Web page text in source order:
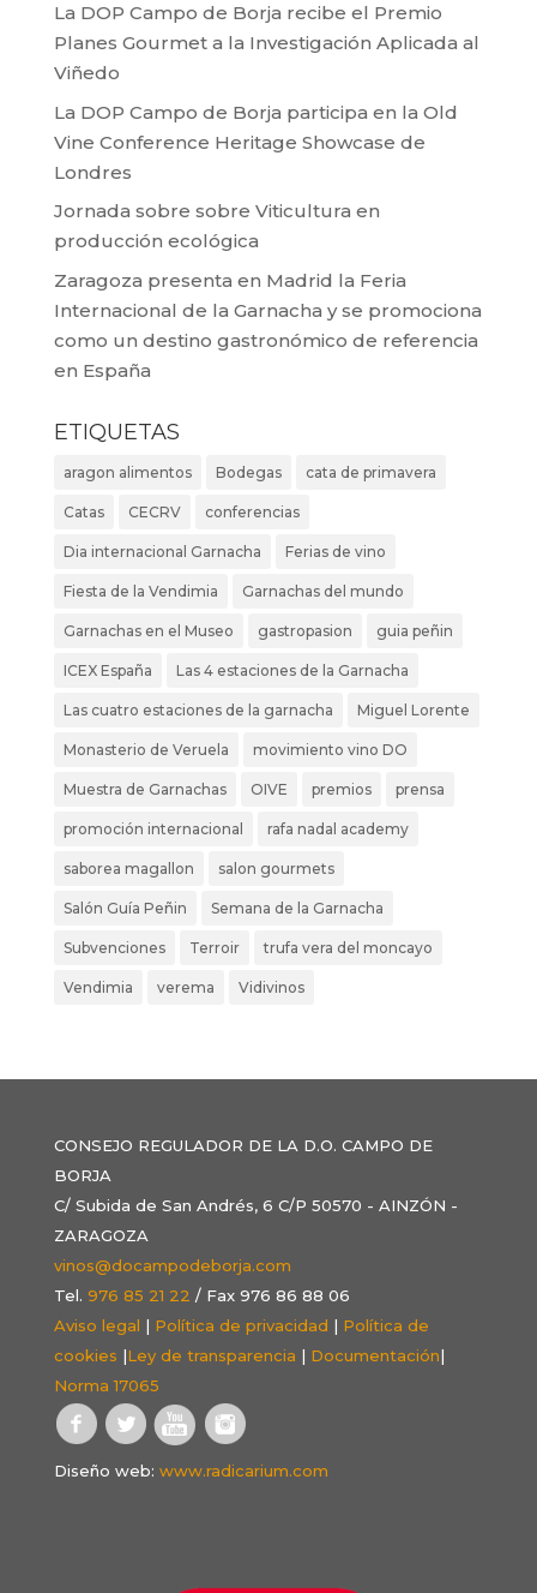
La DOP Campo de Borja recibe el Premio
Planes Gourmet a la Investigación Aplicada al
Viñedo
La DOP Campo de Borja participa en la Old
Vine Conference Heritage Showcase de
Londres
Jornada sobre sobre Viticultura en
producción ecológica
Zaragoza presenta en Madrid la Feria
Internacional de la Garnacha y se promociona
como un destino gastronómico de referencia
en España
ETIQUETAS
aragon alimentos Bodegas cata de primavera
Catas CECRV conferencias
Dia internacional Garnacha Ferias de vino
Fiesta de la Vendimia Garnachas del mundo
Garnachas en el Museo gastropasion guia peñin
ICEX España Las 4 estaciones de la Garnacha
Las cuatro estaciones de la garnacha Miguel Lorente
Monasterio de Veruela movimiento vino DO
Muestra de Garnachas OIVE premios prensa
promoción internacional rafa nadal academy
saborea magallon salon gourmets
Salón Guía Peñin Semana de la Garnacha
Subvenciones Terroir trufa vera del moncayo
Vendimia verema Vidivinos
CONSEJO REGULADOR DE LA D.O. CAMPO DE
BORJA
C/ Subida de San Andrés, 6 C/P 50570 - AINZÓN -
ZARAGOZA
vinos@docampodeborja.com
Tel. 976 85 21 22 / Fax 976 86 88 06
Aviso legal | Política de privacidad | Política de
cookies |Ley de transparencia | Documentación|
Norma 17065
Diseño web: www.radicarium.com